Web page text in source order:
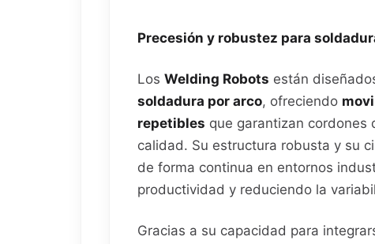
Precesión y robustez para
Los Welding Robots están
soldadura por arco, ofreciendo
repetibles que garantizan cordones
calidad. Su estructura robusta y su
de forma continua en entornos
productividad y reduciendo la
Gracias a su capacidad para